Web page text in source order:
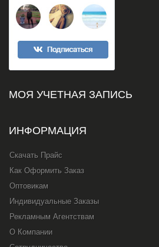
МОЯ УЧЕТНАЯ ЗАПИСЬ
ИНФОРМАЦИЯ
Скачать Прайс
Как Оформить Заказ
Оптовикам
Индивидуальные Заказы
Рекламным Агентствам
О Компании